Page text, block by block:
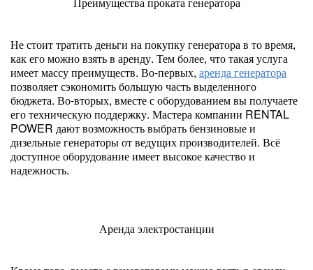
Не стоит тратить деньги на покупку генератора в то время,
как его можно взять в аренду. Тем более, что такая услуга
имеет массу преимуществ. Во-первых, аренда генератора
позволяет сэкономить большую часть выделенного
бюджета. Во-вторых, вместе с оборудованием вы получаете
его техническую поддержку. Мастера компании RENTAL
POWER дают возможность выбрать бензиновые и
дизельные генераторы от ведущих производителей. Всё
доступное оборудование имеет высокое качество и
надежность.
Аренда электростанции